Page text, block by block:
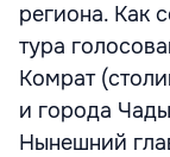
региона. Как
тура
Комрат
и города
Нынешний